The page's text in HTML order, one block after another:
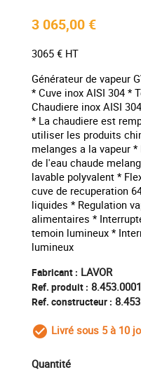
3 065,00 €
3065 € HT
Générateur de vapeur
* Cuve inox AISI 304 *
Chaudiere inox AISI
* La chaudiere est
utiliser les produits
melanges a la vapeur
de l'eau chaude
lavable polyvalent *
cuve de recuperation
liquides * Regulation
alimentaires *
temoin lumineux *
lumineux
Fabricant : LAVOR
Ref. produit : 8.453.0001
Ref. constructeur :
Livré sous 5 à 10
Quantité